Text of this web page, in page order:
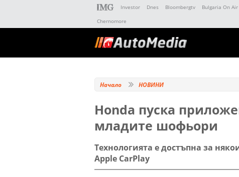
Investor Dnes Bloombergtv Bulgaria On Air
Chernomore
Начало НОВИНИ
Honda пуска
младите шофьори
Технологията е достъпна за
Apple CarPlay